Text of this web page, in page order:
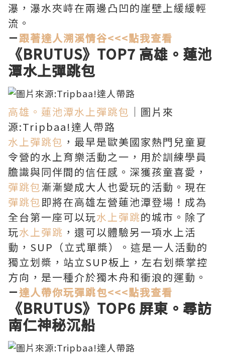
瀑，瀑水夾峙在兩邊凸凹的崖壁上緩緩輕
流。
－跟著達人溯溪情谷<<<點我查看
《BRUTUS》TOP7 高雄。蓮池
潭水上彈跳包
高雄。蓮池潭水上彈跳包 ｜圖片來
源:Tripbaa!達人帶路
水上彈跳包 ，最早是歐美國家熱門兒童夏
令營的水上育樂活動之一，用於訓練學員
膽識與同伴間的信任感。深獲孩童喜愛，
彈跳包漸漸變成大人也愛玩的活動。現在
彈跳包即將在高雄左營蓮池潭登場！成為
全台第一座可以玩水上彈跳的城市。除了
玩水上彈跳 ，還可以體驗另一項水上活
動，SUP（立式單槳）。這是一人活動的
獨立划槳，站立SUP板上，左右划槳掌控
方向，是一種介於獨木舟和衝浪的運動。
－達人帶你玩彈跳包<<<點我查看
《BRUTUS》TOP6 屏東。尋訪
南仁神秘沉船